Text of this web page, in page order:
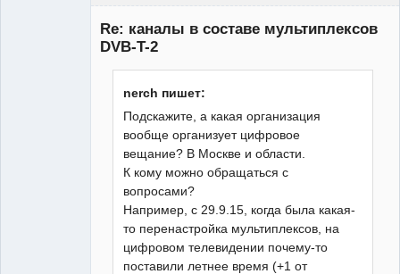
Re: каналы в составе мультиплексов
DVB-T-2
nerch пишет:
Подскажите, а какая организация
вообще организует цифровое
вещание? В Москве и области.
К кому можно обращаться с
вопросами?
Например, с 29.9.15, когда была какая-
то перенастройка мультиплексов, на
цифровом телевидении почему-то
поставили летнее время (+1 от